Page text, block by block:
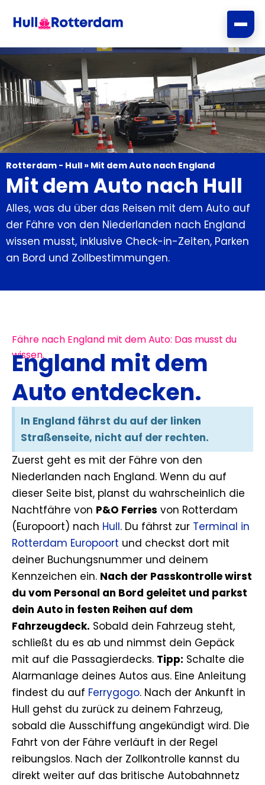
Inhalt
Rotterdam - Hull » Mit dem Auto nach England
Mit dem Auto nach Hull
Alles, was du über das Reisen mit dem Auto auf
der Fähre von den Niederlanden nach England
wissen musst, inklusive Check-in-Zeiten, Parken
an Bord und Zollbestimmungen.
Fähre nach England mit dem Auto: Das musst du
wissen.
England mit dem
Auto entdecken.
In England fährst du auf der linken
Straßenseite, nicht auf der rechten.
Zuerst geht es mit der Fähre von den
Niederlanden nach England. Wenn du auf
dieser Seite bist, planst du wahrscheinlich die
Nachtfähre von P&O Ferries von Rotterdam
(Europoort) nach Hull. Du fährst zur Terminal in
Rotterdam Europoort und checkst dort mit
deiner Buchungsnummer und deinem
Kennzeichen ein. Nach der Passkontrolle wirst
du vom Personal an Bord geleitet und parkst
dein Auto in festen Reihen auf dem
Fahrzeugdeck. Sobald dein Fahrzeug steht,
schließt du es ab und nimmst dein Gepäck
mit auf die Passagierdecks. Tipp: Schalte die
Alarmanlage deines Autos aus. Eine Anleitung
findest du auf Ferrygogo. Nach der Ankunft in
Hull gehst du zurück zu deinem Fahrzeug,
sobald die Ausschiffung angekündigt wird. Die
Fahrt von der Fähre verläuft in der Regel
reibungslos. Nach der Zollkontrolle kannst du
direkt weiter auf das britische Autobahnnetz